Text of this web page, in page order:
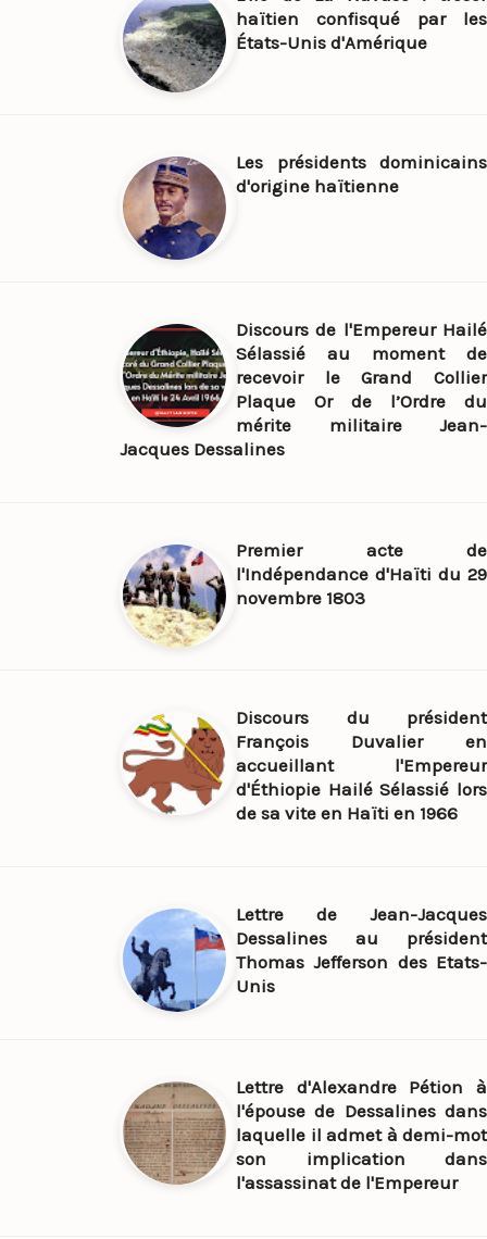
haïtien confisqué par les
États-Unis d'Amérique
Les présidents dominicains
d'origine haïtienne
Discours de l'Empereur Hailé
Sélassié au moment de
recevoir le Grand Collier
Plaque Or de l’Ordre du
mérite militaire Jean-
Jacques Dessalines
Premier acte de
l'Indépendance d'Haïti du 29
novembre 1803
Discours du président
François Duvalier en
accueillant l'Empereur
d'Éthiopie Hailé Sélassié lors
de sa vite en Haïti en 1966
Lettre de Jean-Jacques
Dessalines au président
Thomas Jefferson des Etats-
Unis
Lettre d'Alexandre Pétion à
l'épouse de Dessalines dans
laquelle il admet à demi-mot
son implication dans
l'assassinat de l'Empereur